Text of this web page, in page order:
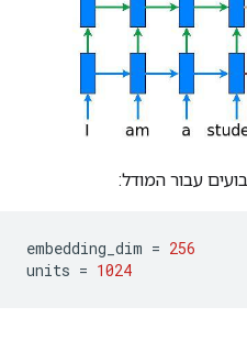
עבור המודל:
embedding_dim = 256
units = 1024